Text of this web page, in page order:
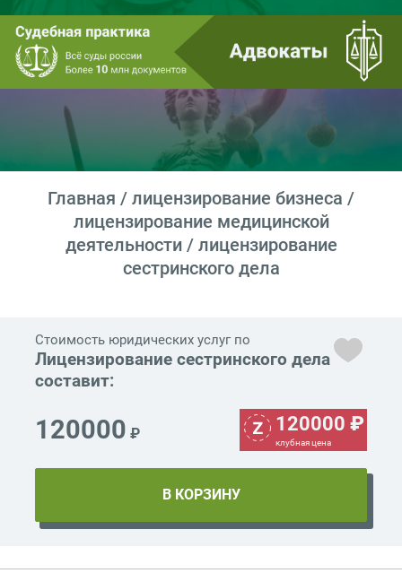
Главная / лицензирование бизнеса /
лицензирование медицинской
деятельности/ лицензирование
сестринского дела
Стоимость юридических услуг по
Лицензирование сестринского дела
составит:
120000 ₽ 120000 ₽
клубная цена